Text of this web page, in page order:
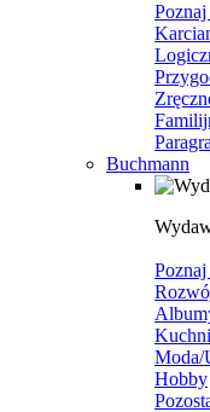
Buchmann
Moda/
Hobby